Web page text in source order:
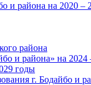
и района на 2020 –
района
и района» на
годы
г. Бодайбо и